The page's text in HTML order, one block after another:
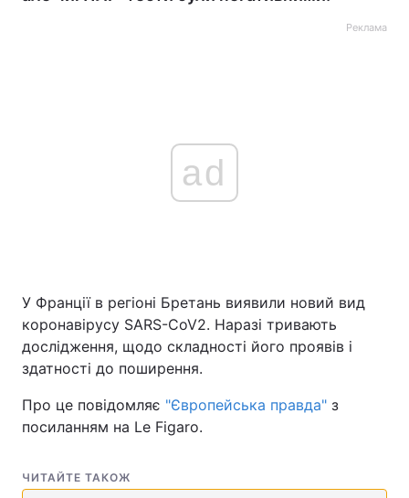
Реклама
ad
У Франції в регіоні Бретань виявили новий вид
коронавірусу SARS-CoV2. Наразі тривають
дослідження, щодо складності його проявів і
здатності до поширення.
Про це повідомляє "Європейська правда" з
посиланням на Le Figaro.
ЧИТАЙТЕ ТАКОЖ